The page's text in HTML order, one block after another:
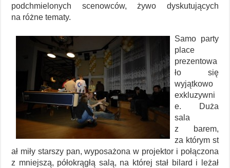
podchmielonych scenowców, żywo dyskutujących
na różne tematy.
Samo party
place
prezentowa
ło się
wyjątkowo
exkluzywni
e. Duża
sala
z barem,
za którym st
ał miły starszy pan, wyposażona w projektor i połączona
z mniejszą, półokrągłą salą, na której stał bilard i leżał